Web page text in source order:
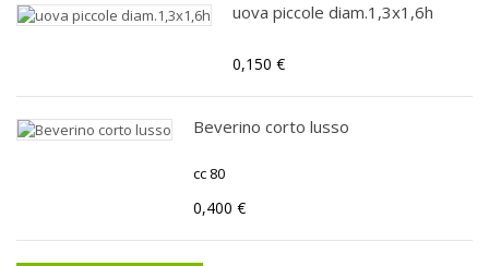
uova piccole diam.1,3x1,6h
0,150 €
Beverino corto lusso
cc 80
0,400 €